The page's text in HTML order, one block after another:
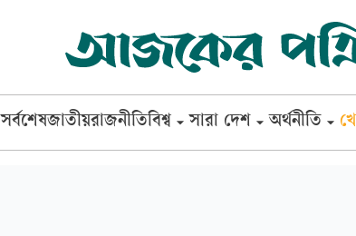
সর্বশেষজাতীয়রাজনীতিবিশ্ব সারা দেশ অর্থনীতি